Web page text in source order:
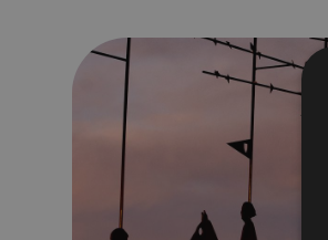
5 itinéraires pour commencer